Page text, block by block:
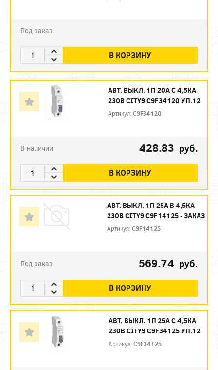
Под заказ
В КОРЗИНУ
АВТ. ВЫКЛ. 1П 20А С 4,5КА
230В CITY9 C9F34120 УП.12
Артикул:C9F34120
В наличии 428.83 руб.
В КОРЗИНУ
АВТ. ВЫКЛ. 1П 25А B 4,5КА
230В CITY9 C9F14125 - ЗАКАЗ
Артикул:C9F14125
Под заказ 569.74 руб.
В КОРЗИНУ
АВТ. ВЫКЛ. 1П 25А С 4,5КА
230В CITY9 C9F34125 УП.12
Артикул:C9F34125